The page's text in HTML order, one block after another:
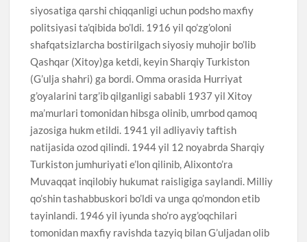
siyosatiga qarshi chiqqanligi uchun podsho maxfiy
politsiyasi ta’qibida bo’ldi. 1916 yil qo’zg’oloni
shafqatsizlarcha bostirilgach siyosiy muhojir bo’lib
Qashqar (Xitoy)ga ketdi, keyin Sharqiy Turkiston
(G’ulja shahri) ga bordi. Omma orasida Hurriyat
g’oyalarini targ’ib qilganligi sababli 1937 yil Xitoy
ma’murlari tomonidan hibsga olinib, umrbod qamoq
jazosiga hukm etildi. 1941 yil adliyaviy taftish
natijasida ozod qilindi. 1944 yil 12 noyabrda Sharqiy
Turkiston jumhuriyati e’lon qilinib, Alixonto’ra
Muvaqqat inqilobiy hukumat raisligiga saylandi. Milliy
qo’shin tashabbuskori bo’ldi va unga qo’mondon etib
tayinlandi. 1946 yil iyunda sho’ro ayg’oqchilari
tomonidan maxfiy ravishda tazyiq bilan G’uljadan olib